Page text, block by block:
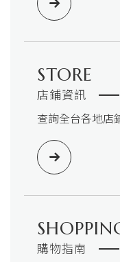
STORE
店鋪資訊
查詢全台各地店
購物指南